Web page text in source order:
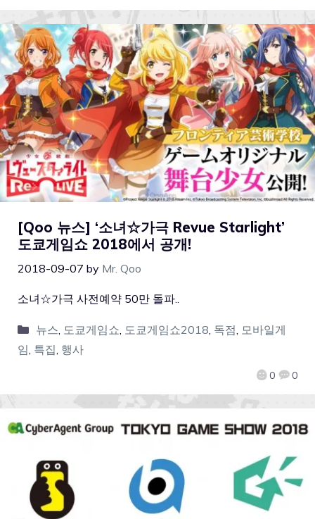
[Qoo 뉴스] ‘소녀☆가극 Revue Starlight’
도쿄게임쇼 2018에서 공개!
2018-09-07 by Mr. Qoo
0 0
소녀☆가극 사전예약 50만 돌파..
뉴스, 도쿄게임쇼, 도쿄게임쇼2018, 독점, 모바일게
임, 특집, 행사